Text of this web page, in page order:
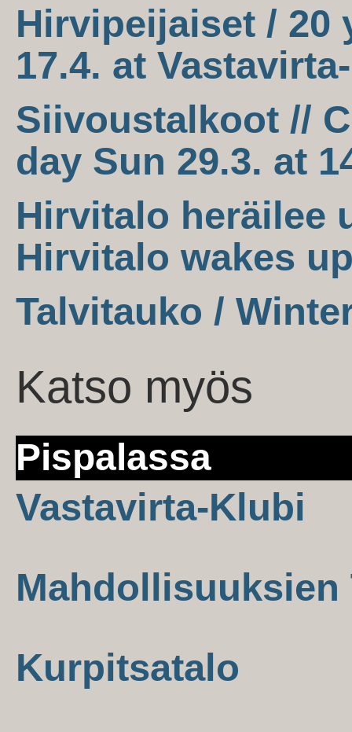
Hirvipeijaiset / 20
17.4. at
Siivoustalkoot //
day Sun 29.3. at
Hirvitalo heräilee
Hirvitalo wakes
Talvitauko /
Katso myös
Pispalassa
Vastavirta-Klubi
Mahdollisuuksien
Kurpitsatalo